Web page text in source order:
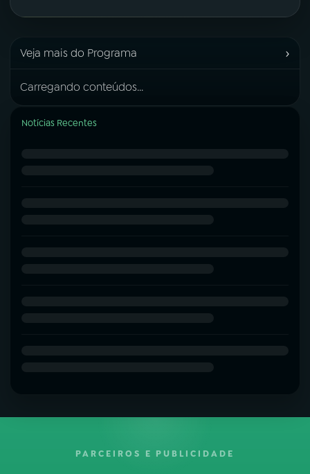
Veja mais do Programa ›
Carregando conteúdos...
Notícias Recentes
PARCEIROS E PUBLICIDADE